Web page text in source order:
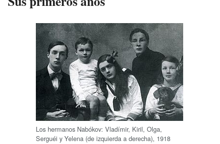
Los hermanos Nabókov: Vladímir, Kiril, Olga,
Serguéi y Yelena (de izquierda a derecha), 1918